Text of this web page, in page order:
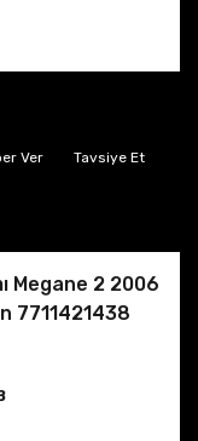
Ver Tavsiye Et
Megane 2 2006
7711421438